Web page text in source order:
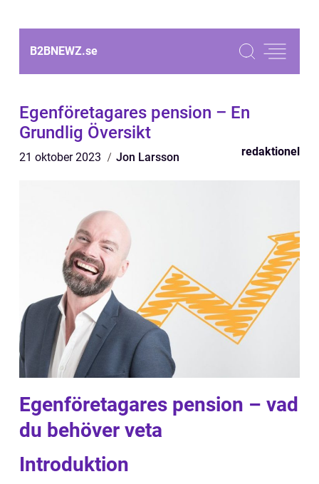
B2BNEWZ.se
Egenföretagares pension – En
Grundlig Översikt
21 oktober 2023 Jon Larsson redaktionel
Egenföretagares pension – vad
du behöver veta
Introduktion